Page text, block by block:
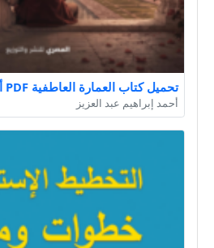
تحميل كتاب العمارة العاطفية PDF أحمد إبراهيم عبد العزيز
أحمد إبراهيم عبد العزيز